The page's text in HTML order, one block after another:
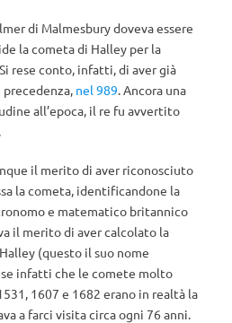
di Malmesbury doveva essere
la cometa di Halley per la
rese conto, infatti, di aver già
nel 989. Ancora una
all’epoca, il re fu avvertito
il merito di aver riconosciuto
la cometa, identificandone la
e matematico britannico
il merito di aver calcolato la
(questo il suo nome
infatti che le comete molto
1607 e 1682 erano in realtà la
a farci visita circa ogni 76 anni.